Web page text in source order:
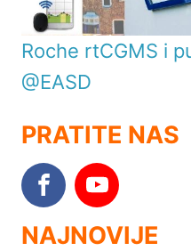
Roche rtCGMS i
@EASD
PRATITE NAS
NAJNOVIJE